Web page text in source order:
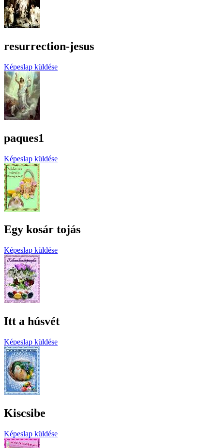
resurrection-jesus
Képeslap küldése
paques1
Képeslap küldése
Egy kosár tojás
Képeslap küldése
Itt a húsvét
Képeslap küldése
Kiscsibe
Képeslap küldése